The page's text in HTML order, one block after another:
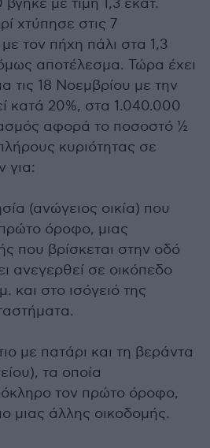
με τιμή 1,3 εκατ.
χτύπησε στις 7
τον πήχη πάλι στα 1,3
αποτέλεσμα. Τώρα έχει
τις 18 Νοεμβρίου με την
κατά 20%, στα 1.040.000
αφορά το ποσοστό ½
κυριότητας σε
για:
(ανώγειος οικία) που
όροφο, μιας
που βρίσκεται στην οδό
ανεγερθεί σε οικόπεδο
και στο ισόγειό της
με πατάρι και τη βεράντα
τα οποία
τον πρώτο όροφο,
μιας άλλης οικοδομής.